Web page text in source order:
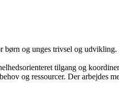
og unges trivsel og
tilgang og
og ressourcer. Der arbejdes